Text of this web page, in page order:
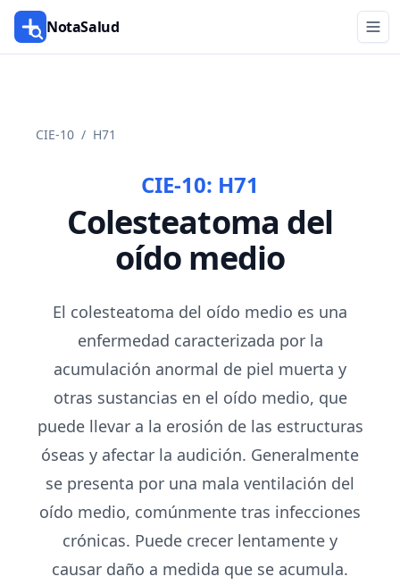
NotaSalud
CIE-10 / H71
CIE-10: H71
Colesteatoma del
oído medio
El colesteatoma del oído medio es una
enfermedad caracterizada por la
acumulación anormal de piel muerta y
otras sustancias en el oído medio, que
puede llevar a la erosión de las estructuras
óseas y afectar la audición. Generalmente
se presenta por una mala ventilación del
oído medio, comúnmente tras infecciones
crónicas. Puede crecer lentamente y
causar daño a medida que se acumula.